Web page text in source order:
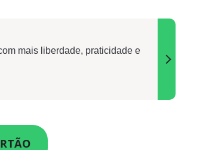
mais liberdade, praticidade e